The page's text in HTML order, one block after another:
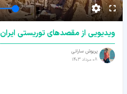
ویدیویی از مقصدهای توریستی ایران
پریوش سارانی
08 مرداد 1403